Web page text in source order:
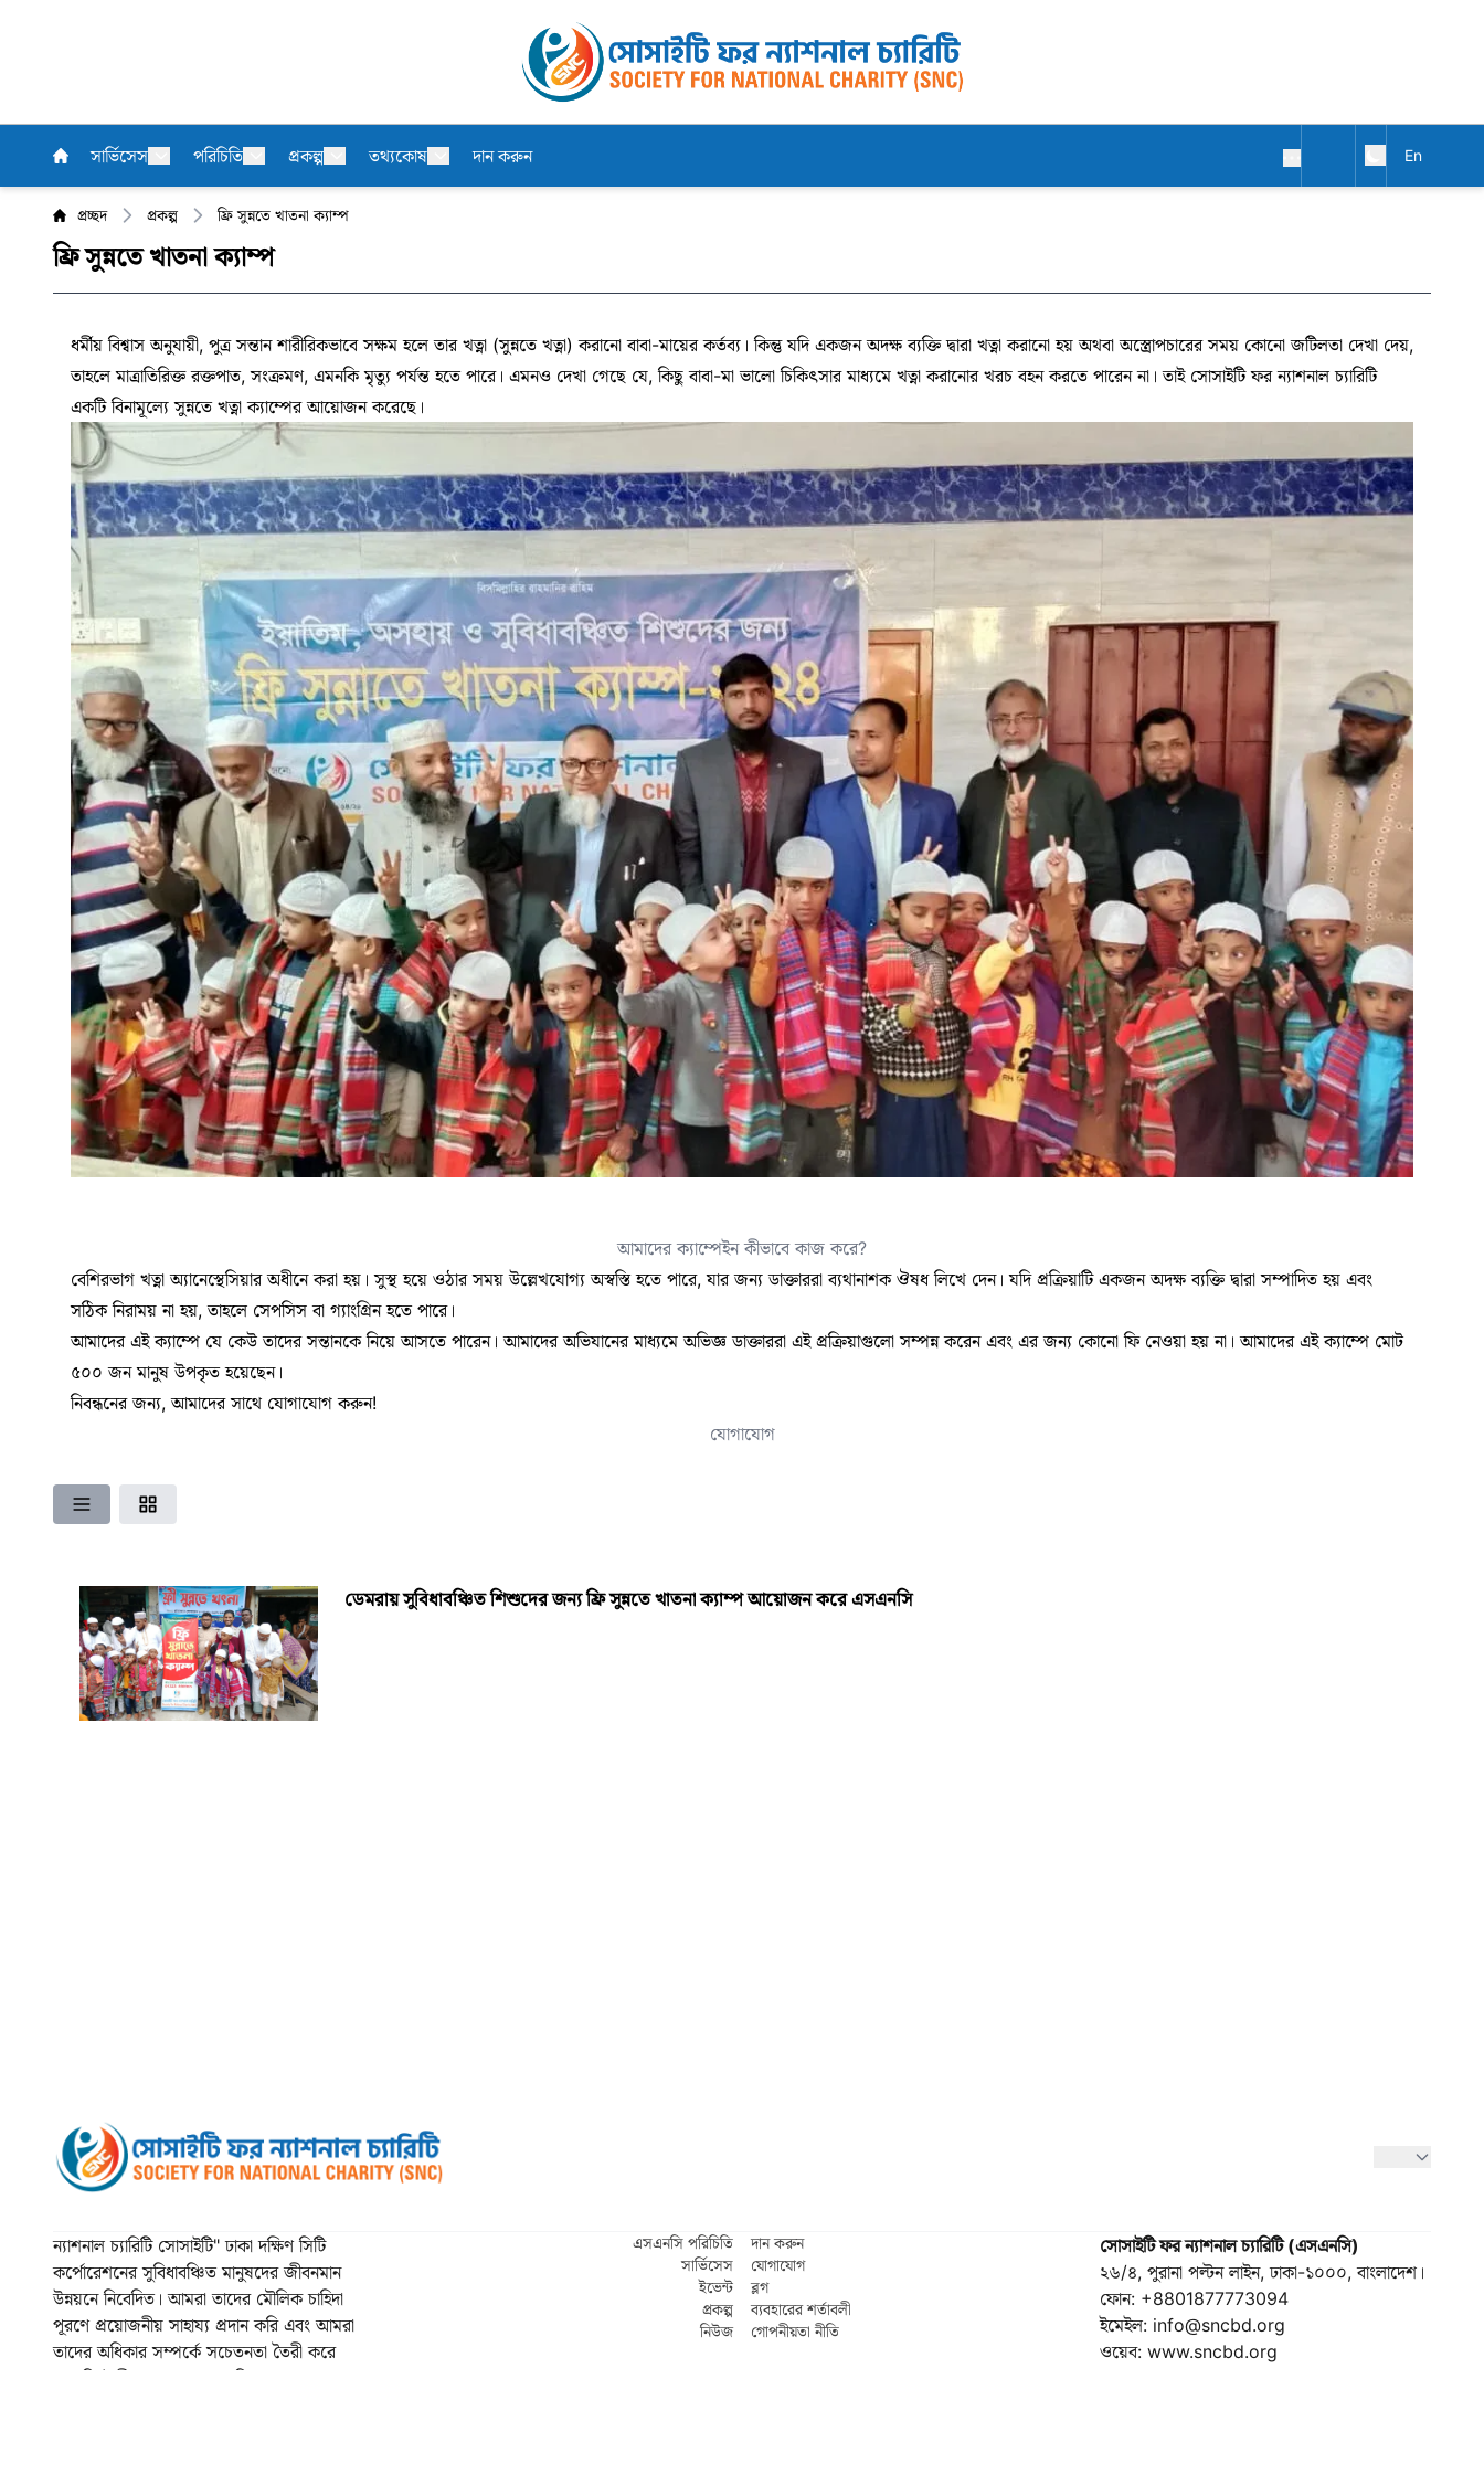
সার্ভিসেস পরিচিতি প্রকল্প তথ্যকোষ দান করুন En
প্রচ্ছদ প্রকল্প ফ্রি সুন্নতে খাতনা ক্যাম্প
ফ্রি সুন্নতে খাতনা ক্যাম্প
ধর্মীয় বিশ্বাস অনুযায়ী, পুত্র সন্তান শারীরিকভাবে সক্ষম হলে তার খত্না (সুন্নতে খত্না) করানো বাবা-মায়ের কর্তব্য। কিন্তু যদি একজন অদক্ষ ব্যক্তি দ্বারা খত্না করানো হয় অথবা অস্ত্রোপচারের সময় কোনো জটিলতা দেখা দেয়,
তাহলে মাত্রাতিরিক্ত রক্তপাত, সংক্রমণ, এমনকি মৃত্যু পর্যন্ত হতে পারে। এমনও দেখা গেছে যে, কিছু বাবা-মা ভালো চিকিৎসার মাধ্যমে খত্না করানোর খরচ বহন করতে পারেন না। তাই সোসাইটি ফর ন্যাশনাল চ্যারিটি
একটি বিনামূল্যে সুন্নতে খত্না ক্যাম্পের আয়োজন করেছে।
আমাদের ক্যাম্পেইন কীভাবে কাজ করে?
বেশিরভাগ খত্না অ্যানেস্থেসিয়ার অধীনে করা হয়। সুস্থ হয়ে ওঠার সময় উল্লেখযোগ্য অস্বস্তি হতে পারে, যার জন্য ডাক্তাররা ব্যথানাশক ঔষধ লিখে দেন। যদি প্রক্রিয়াটি একজন অদক্ষ ব্যক্তি দ্বারা সম্পাদিত হয় এবং
সঠিক নিরাময় না হয়, তাহলে সেপসিস বা গ্যাংগ্রিন হতে পারে।
আমাদের এই ক্যাম্পে যে কেউ তাদের সন্তানকে নিয়ে আসতে পারেন। আমাদের অভিযানের মাধ্যমে অভিজ্ঞ ডাক্তাররা এই প্রক্রিয়াগুলো সম্পন্ন করেন এবং এর জন্য কোনো ফি নেওয়া হয় না। আমাদের এই ক্যাম্পে মোট
৫০০ জন মানুষ উপকৃত হয়েছেন।
নিবন্ধনের জন্য, আমাদের সাথে যোগাযোগ করুন!
যোগাযোগ
ডেমরায় সুবিধাবঞ্চিত শিশুদের জন্য ফ্রি সুন্নতে খাতনা ক্যাম্প আয়োজন করে এসএনসি
ন্যাশনাল চ্যারিটি সোসাইটি" ঢাকা দক্ষিণ সিটি
কর্পোরেশনের সুবিধাবঞ্চিত মানুষদের জীবনমান
উন্নয়নে নিবেদিত। আমরা তাদের মৌলিক চাহিদা
পূরণে প্রয়োজনীয় সাহায্য প্রদান করি এবং আমরা
তাদের অধিকার সম্পর্কে সচেতনতা তৈরী করে
আত্মনির্ভরশীল হতে সাহায্য করি। । আমাদের লক্ষ্য
এসএনসি পরিচিতি
সার্ভিসেস
ইভেন্ট
প্রকল্প
নিউজ
দান করুন
যোগাযোগ
ব্লগ
ব্যবহারের শর্তাবলী
গোপনীয়তা নীতি
সোসাইটি ফর ন্যাশনাল চ্যারিটি (এসএনসি)
২৬/৪, পুরানা পল্টন লাইন, ঢাকা-১০০০, বাংলাদেশ।
ফোন: +8801877773094
ইমেইল: info@sncbd.org
ওয়েব: www.sncbd.org